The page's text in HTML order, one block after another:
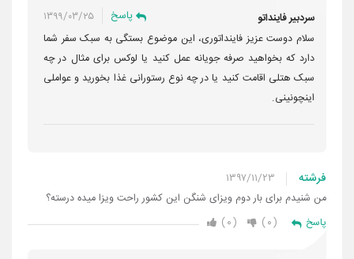
سردبیر فاینداتو ۱۳۹۹/۰۳/۲۵ پاسخ
سلام دوست عزیز فاینداتوری، این موضوع بستگی به سبک سفر شما
دارد که بخواهید صرفه جویانه عمل کنید یا لوکس برای مثال در چه
سبک هتلی اقامت کنید یا در چه نوع رستورانی غذا بخورید و عواملی
اینچونینی.
فرشته ۱۳۹۷/۱۱/۲۳
من شنیدم برای بار دوم ویزای شنگن این کشور راحت ویزا میده درسته؟
پاسخ
۰ ۰